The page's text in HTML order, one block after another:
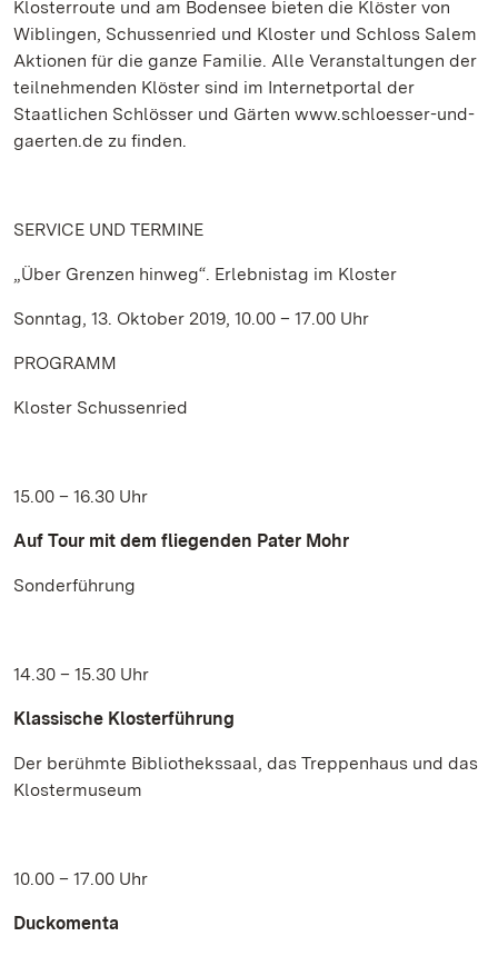
Klosterroute und am Bodensee bieten die Klöster von
Wiblingen, Schussenried und Kloster und Schloss Salem
Aktionen für die ganze Familie. Alle Veranstaltungen der
teilnehmenden Klöster sind im Internetportal der
Staatlichen Schlösser und Gärten www.schloesser-und-
gaerten.de zu finden.
SERVICE UND TERMINE
„Über Grenzen hinweg“. Erlebnistag im Kloster
Sonntag, 13. Oktober 2019, 10.00 – 17.00 Uhr
PROGRAMM
Kloster Schussenried
15.00 – 16.30 Uhr
Auf Tour mit dem fliegenden Pater Mohr
Sonderführung
14.30 – 15.30 Uhr
Klassische Klosterführung
Der berühmte Bibliothekssaal, das Treppenhaus und das
Klostermuseum
10.00 – 17.00 Uhr
Duckomenta